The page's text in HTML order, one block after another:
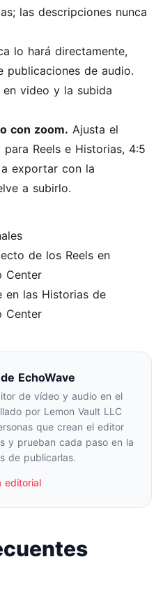
las descripciones nunca
lo hará directamente,
publicaciones de audio.
video y la subida
con zoom. Ajusta el
Reels e Historias, 4:5
exportar con la
a subirlo.
de los Reels en
Center
en las Historias de
Center
EchoWave
de vídeo y audio en el
por Lemon Vault LLC
que crean el editor
y prueban cada paso en la
de publicarlas.
editorial